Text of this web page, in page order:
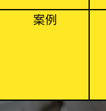
案例